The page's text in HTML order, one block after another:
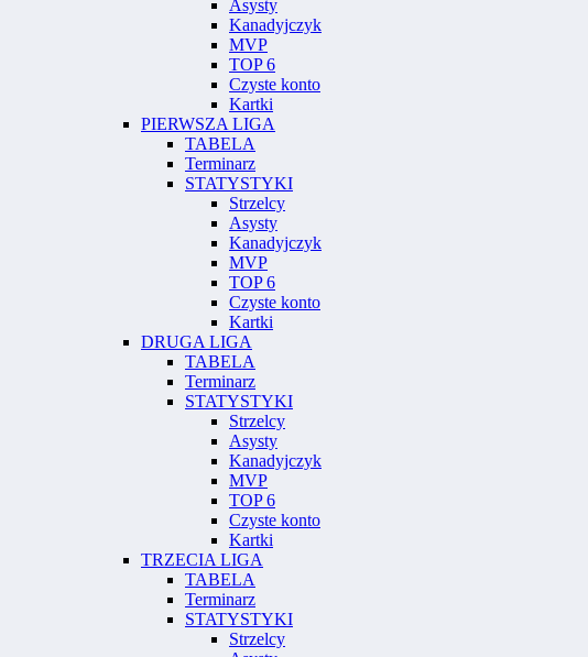
Asysty
Kanadyjczyk
MVP
TOP 6
Czyste konto
Kartki
PIERWSZA LIGA
TABELA
Terminarz
STATYSTYKI
Strzelcy
Asysty
Kanadyjczyk
MVP
TOP 6
Czyste konto
Kartki
DRUGA LIGA
TABELA
Terminarz
STATYSTYKI
Strzelcy
Asysty
Kanadyjczyk
MVP
TOP 6
Czyste konto
Kartki
TRZECIA LIGA
TABELA
Terminarz
STATYSTYKI
Strzelcy